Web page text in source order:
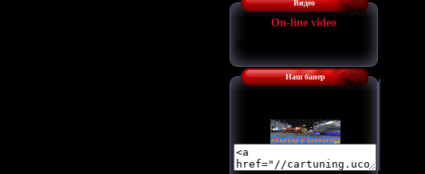
Видео
Оn-line video
Загрузка...
Наш банер